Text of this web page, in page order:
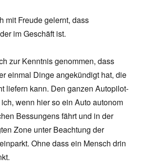
mit Freude gelernt, dass
im Geschäft ist.
zur Kenntnis genommen, dass
einmal Dinge angekündigt hat, die
liefern kann. Den ganzen Autopilot-
wenn hier so ein Auto autonom
Bessungens fährt und in der
Zone unter Beachtung der
Ohne dass ein Mensch drin